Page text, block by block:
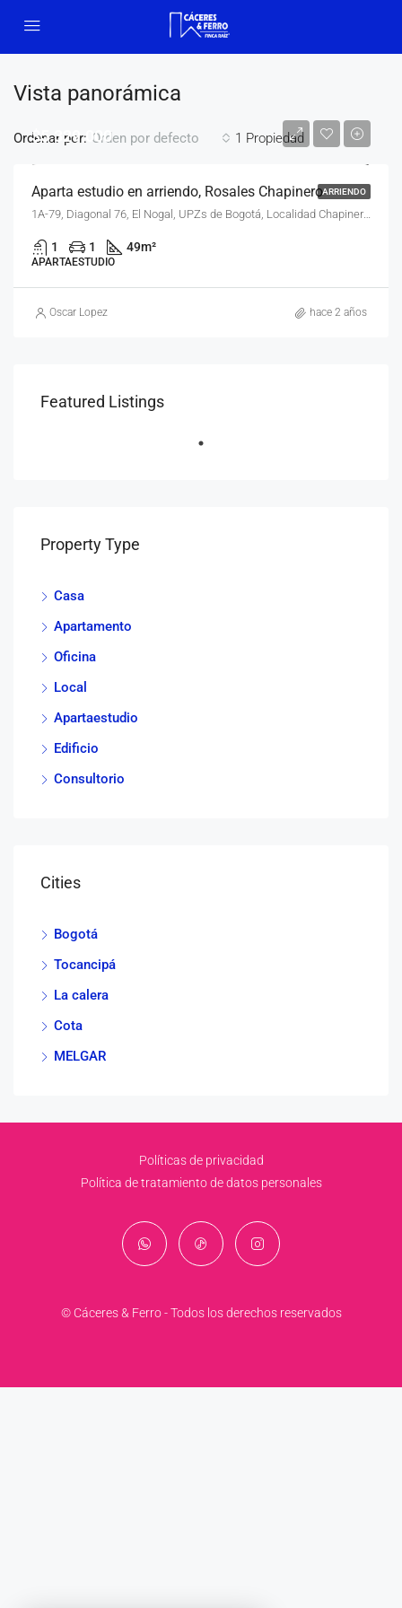
Vista panorámica
1 Propiedad
Ordenar por: Orden por defecto
ARRIENDO
$5.329.000
Aparta estudio en arriendo, Rosales Chapinero
1A-79, Diagonal 76, El Nogal, UPZs de Bogotá, Localidad Chapinero, Bogotá, Bogotá Distrito Capital - Municipio, RAP (Especial) Central, 110221, Colombia
1 1 49m²
APARTAESTUDIO
Oscar Lopez hace 2 años
Featured Listings
Property Type
Casa
Apartamento
Oficina
Local
Apartaestudio
Edificio
Consultorio
Cities
Bogotá
Tocancipá
La calera
Cota
MELGAR
Políticas de privacidad
Política de tratamiento de datos personales
© Cáceres & Ferro - Todos los derechos reservados